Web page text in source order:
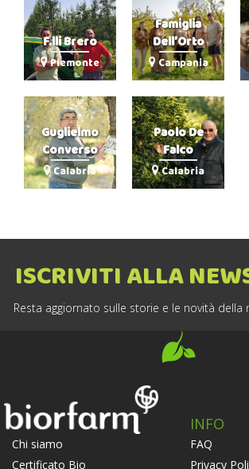
F.lli Brero
Piemonte
Famiglia
Dell’Orto
Campania
Guglielmo
Converso
Calabria
Paolo De
Falco
Calabria
ISCRIVITI ALLA
Resta aggiornato sulle storie e le novità della
Chi siamo
Certificato Bio
INFO
FAQ
Privacy